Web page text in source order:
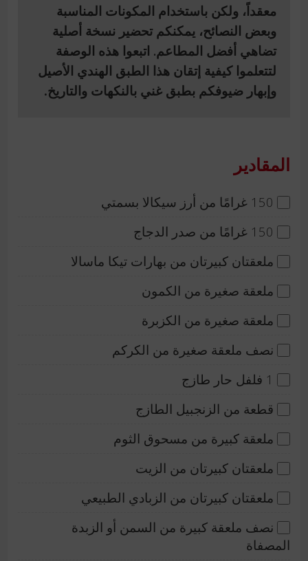
معقداً، ولكن باستخدام المكونات المناسبة
وبعض النصائح، يمكنكم تحضير نسخة أصلية
تضاهي أفضل المطاعم. اتبعوا هذه الوصفة
لتتعلموا كيفية إتقان هذا الطبق الهندي الأصيل
وإبهار ضيوفكم بطبق غني بالنكهات والتاريخ.
المقادير
150 غرامًا من أرز سيكالا بسمتي
150 غرامًا من صدر الدجاج
ملعقتان كبيرتان من بهارات تيكا ماسالا
ملعقة صغيرة من الكمون
ملعقة صغيرة من الكزبرة
نصف ملعقة صغيرة من الكركم
1 فلفل حار طازج
قطعة من الزنجبيل الطازج
ملعقة كبيرة من مسحوق الثوم
ملعقتان كبيرتان من الزيت
ملعقتان كبيرتان من الزبادي الطبيعي
نصف ملعقة كبيرة من السمن أو الزبدة
المصفاة